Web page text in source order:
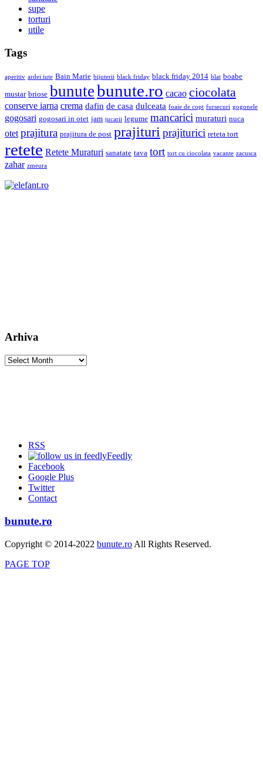
supe
torturi
utile
Tags
aperitiv ardei iute Bain Marie bijuterii black friday black friday 2014 blat boabe
mustar briose bunutebunute.ro cacao ciocolata
conserve iarna crema dafin de casa dulceata foaie de copt fursecuri gogonele
gogosari gogosari in otet jam jucarii legume mancarici muraturi nuca
otet prajitura prajitura de post prajituri prajiturici reteta tort
retete Retete Muraturi sanatate tava tort tort cu ciocolata vacante zacusca
zahar zmeura
Arhiva
Arhiva
RSS
Feedly
Facebook
Google Plus
Twitter
Contact
bunute.ro
Copyright © 2014-2022 bunute.ro All Rights Reserved.
PAGE TOP